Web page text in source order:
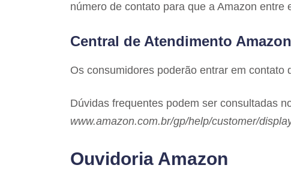
número de contato para que a Amazon entre
Central de Atendimento Amazon
Os consumidores poderão entrar em
Dúvidas frequentes podem ser consultadas
www.amazon.com.br/gp/help/customer/
Ouvidoria Amazon